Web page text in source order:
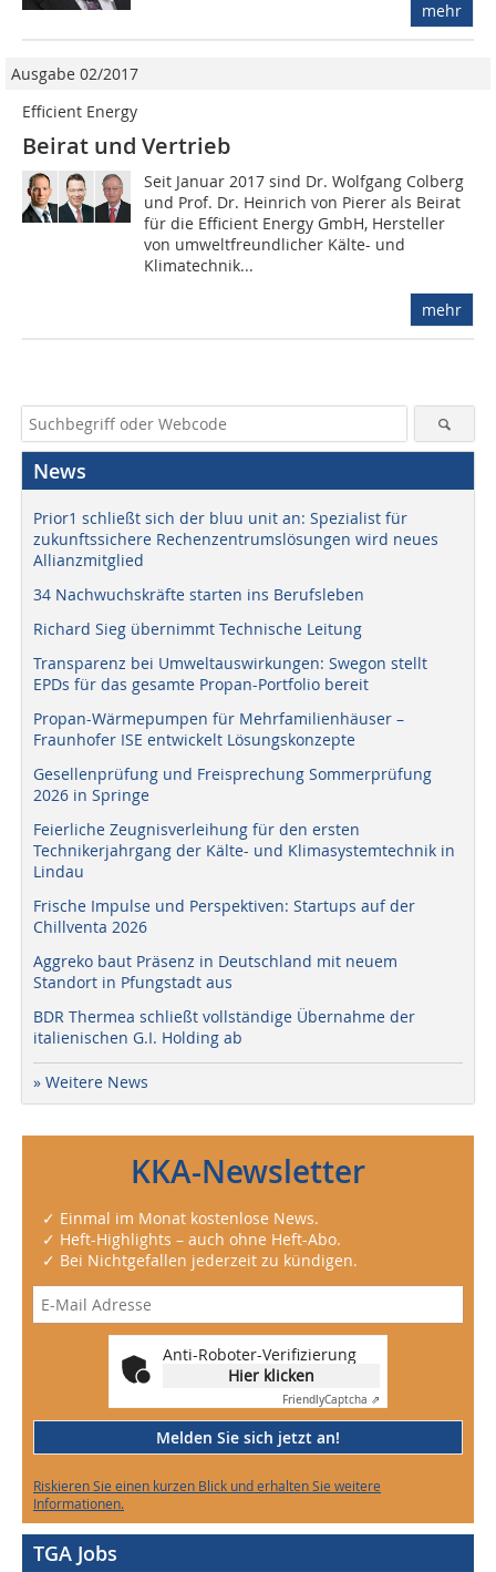
mehr
Ausgabe 02/2017
Efficient Energy
Beirat und Vertrieb
Seit Januar 2017 sind Dr. Wolfgang Colberg
und Prof. Dr. Heinrich von Pierer als Beirat
für die Efficient Energy GmbH, Hersteller
von umweltfreundlicher Kälte- und
Klimatechnik...
mehr
News
Prior1 schließt sich der bluu unit an: Spezialist für
zukunftssichere Rechenzentrumslösungen wird neues
Allianzmitglied
34 Nachwuchskräfte starten ins Berufsleben
Richard Sieg übernimmt Technische Leitung
Transparenz bei Umweltauswirkungen: Swegon stellt
EPDs für das gesamte Propan-Portfolio bereit
Propan-Wärmepumpen für Mehrfamilienhäuser –
Fraunhofer ISE entwickelt Lösungskonzepte
Gesellenprüfung und Freisprechung Sommerprüfung
2026 in Springe
Feierliche Zeugnisverleihung für den ersten
Technikerjahrgang der Kälte- und Klimasystemtechnik in
Lindau
Frische Impulse und Perspektiven: Startups auf der
Chillventa 2026
Aggreko baut Präsenz in Deutschland mit neuem
Standort in Pfungstadt aus
BDR Thermea schließt vollständige Übernahme der
italienischen G.I. Holding ab
» Weitere News
KKA-Newsletter
✓ Einmal im Monat kostenlose News.
✓ Heft-Highlights – auch ohne Heft-Abo.
✓ Bei Nichtgefallen jederzeit zu kündigen.
Anti-Roboter-Verifizierung
Hier klicken
FriendlyCaptcha ⇗
Melden Sie sich jetzt an!
Riskieren Sie einen kurzen Blick und erhalten Sie weitere
Informationen.
TGA Jobs